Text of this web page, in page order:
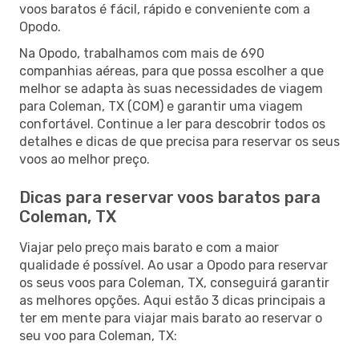
voos baratos é fácil, rápido e conveniente com a
Opodo.
Na Opodo, trabalhamos com mais de 690
companhias aéreas, para que possa escolher a que
melhor se adapta às suas necessidades de viagem
para Coleman, TX (COM) e garantir uma viagem
confortável. Continue a ler para descobrir todos os
detalhes e dicas de que precisa para reservar os seus
voos ao melhor preço.
Dicas para reservar voos baratos para
Coleman, TX
Viajar pelo preço mais barato e com a maior
qualidade é possível. Ao usar a Opodo para reservar
os seus voos para Coleman, TX, conseguirá garantir
as melhores opções. Aqui estão 3 dicas principais a
ter em mente para viajar mais barato ao reservar o
seu voo para Coleman, TX: